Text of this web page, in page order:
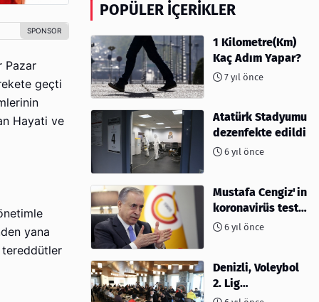
Pazar
geçti
Hayati ve
yana
tereddütler
POPÜLER İÇERIKLER
1 Kilometre(Km)
Kaç Adım Yapar?
7 yıl önce
Atatürk Stadyumu
dezenfekte edildi
6 yıl önce
Mustafa Cengiz'in
koronavirüs test
sonucu açıklandı
6 yıl önce
Denizli, Voleybol
2. Lig
müsabakalarına